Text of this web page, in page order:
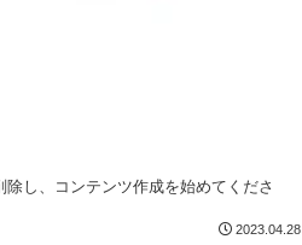
し、コンテンツ作成を始めてくださ
2023.04.28